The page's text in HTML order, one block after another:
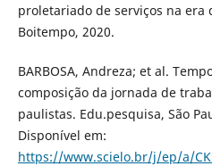
proletariado de serviços na era
Boitempo, 2020.
BARBOSA, Andreza; et al.
composição da jornada de
paulistas. Edu.pesquisa, São
Disponível em:
https://www.scielo.br/j/ep/a/